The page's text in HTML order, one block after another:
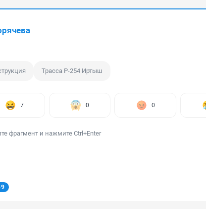
Трасса Р-254 Иртыш
7 0 0
фрагмент и нажмите Ctrl+Enter